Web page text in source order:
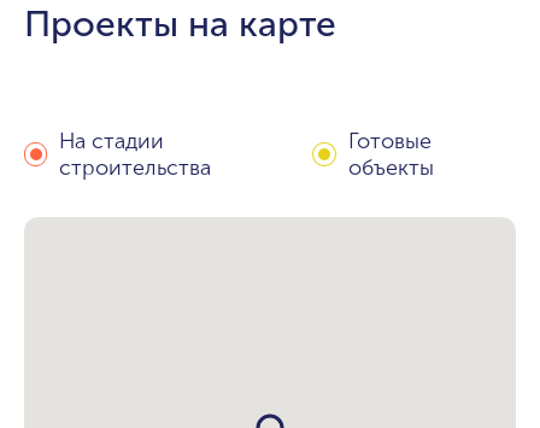
Проекты на карте
На стадии
строительства
Готовые
объекты